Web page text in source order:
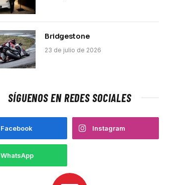
Bridgestone
23 de julio de 2026
SÍGUENOS EN REDES SOCIALES
Facebook Instagram
WhatsApp